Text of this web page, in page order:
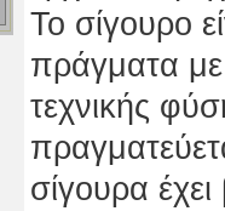
Το σίγουρο
πράγματα με
τεχνικής
σίγουρα